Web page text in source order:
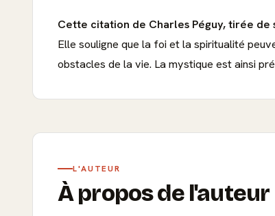
Cette citation de Charles Péguy, tirée
Elle souligne que la foi et la spiritualité
obstacles de la vie. La mystique est ainsi
L'AUTEUR
À propos de l'auteur